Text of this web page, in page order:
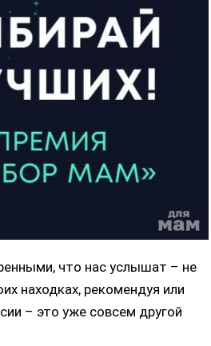
что нас услышат – не
находках, рекомендуя или
– это уже совсем другой